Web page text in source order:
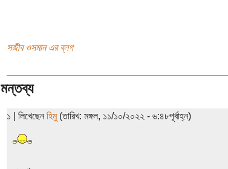
সজীব ওসমান এর ব্লগ
মন্তব্য
১ | লিখেছেন হিমু(তারিখ: মঙ্গল, ১১/১০/২০২২ - ৬:৪৮পূর্বাহ্ন)